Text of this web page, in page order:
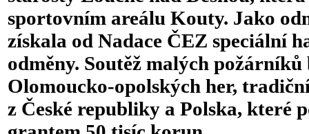
sportovním areálu Kouty. Jako
získala od Nadace ČEZ speciální
odměny. Soutěž malých požárníků
Olomoucko-opolských her,
z České republiky a Polska, které